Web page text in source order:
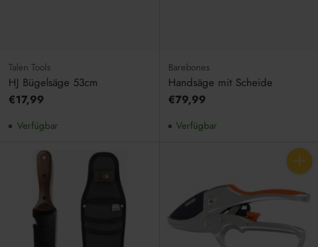
Talen Tools
HJ Bügelsäge 53cm
€17,99
Verfügbar
Barebones
Handsäge mit Scheide
€79,99
Verfügbar
Anzahl